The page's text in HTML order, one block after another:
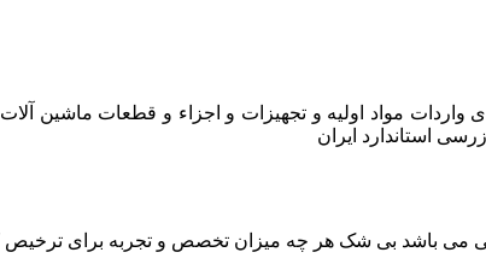
واردات مواد اولیه و تجهیزات و اجزاء و قطعات ماشین
استاندارد ایران
باشد بی شک هر چه میزان تخصص و تجربه برای ترخیص